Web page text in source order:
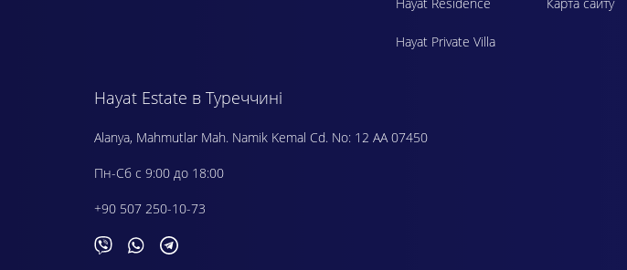
Hayat Private Villa
Hayat Estate в Туреччині
Alanya, Mahmutlar Mah. Namik Kemal Cd. No: 12 AA 07450
Пн-Сб с 9:00 до 18:00
+90 507 250-10-73